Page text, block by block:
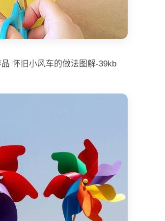
怀旧小风车的做法图解-39kb